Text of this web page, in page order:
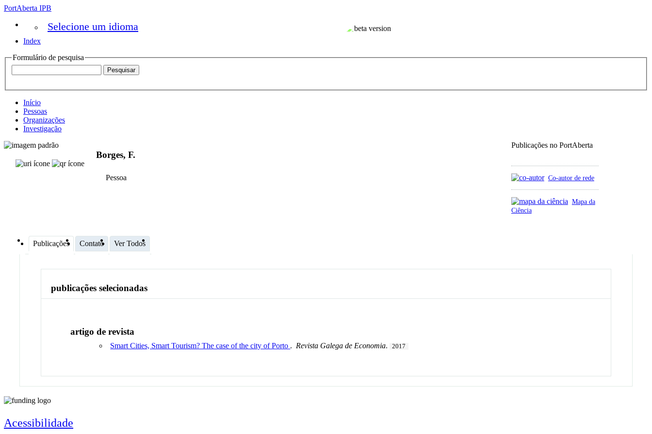
PortAberta IPB
Selecione um idioma
Index
Formulário de pesquisa
Início
Pessoas
Organizações
Investigação
Publicações no PortAberta
Co-autor de rede
Mapa da
Ciência
Borges, F.
Pessoa
Publicações Contato Ver Todos
publicações selecionadas
artigo de revista
Smart Cities, Smart Tourism? The case of the city of Porto . Revista Galega de Economia. 2017
Acessibilidade